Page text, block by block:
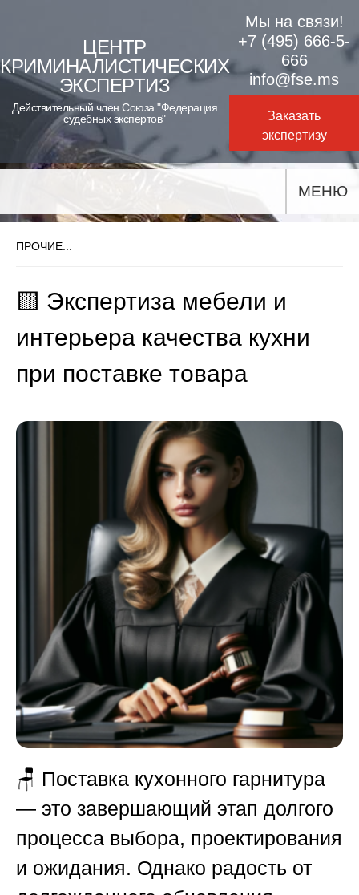
content
ЦЕНТР
КРИМИНАЛИСТИЧЕСКИХ
ЭКСПЕРТИЗ
Действительный член Союза "Федерация
судебных экспертов"
Мы на связи!
+7 (495) 666-5-
666
info@fse.ms
Заказать
экспертизу
МЕНЮ
ПРОЧИЕ...
🟨 Экспертиза мебели и
интерьера качества кухни
при поставке товара
🪑 Поставка кухонного гарнитура
— это завершающий этап долгого
процесса выбора, проектирования
и ожидания. Однако радость от